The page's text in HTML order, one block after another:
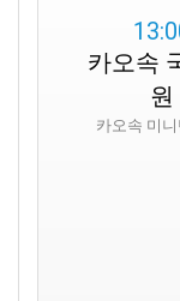
카오속
원
카오속 미